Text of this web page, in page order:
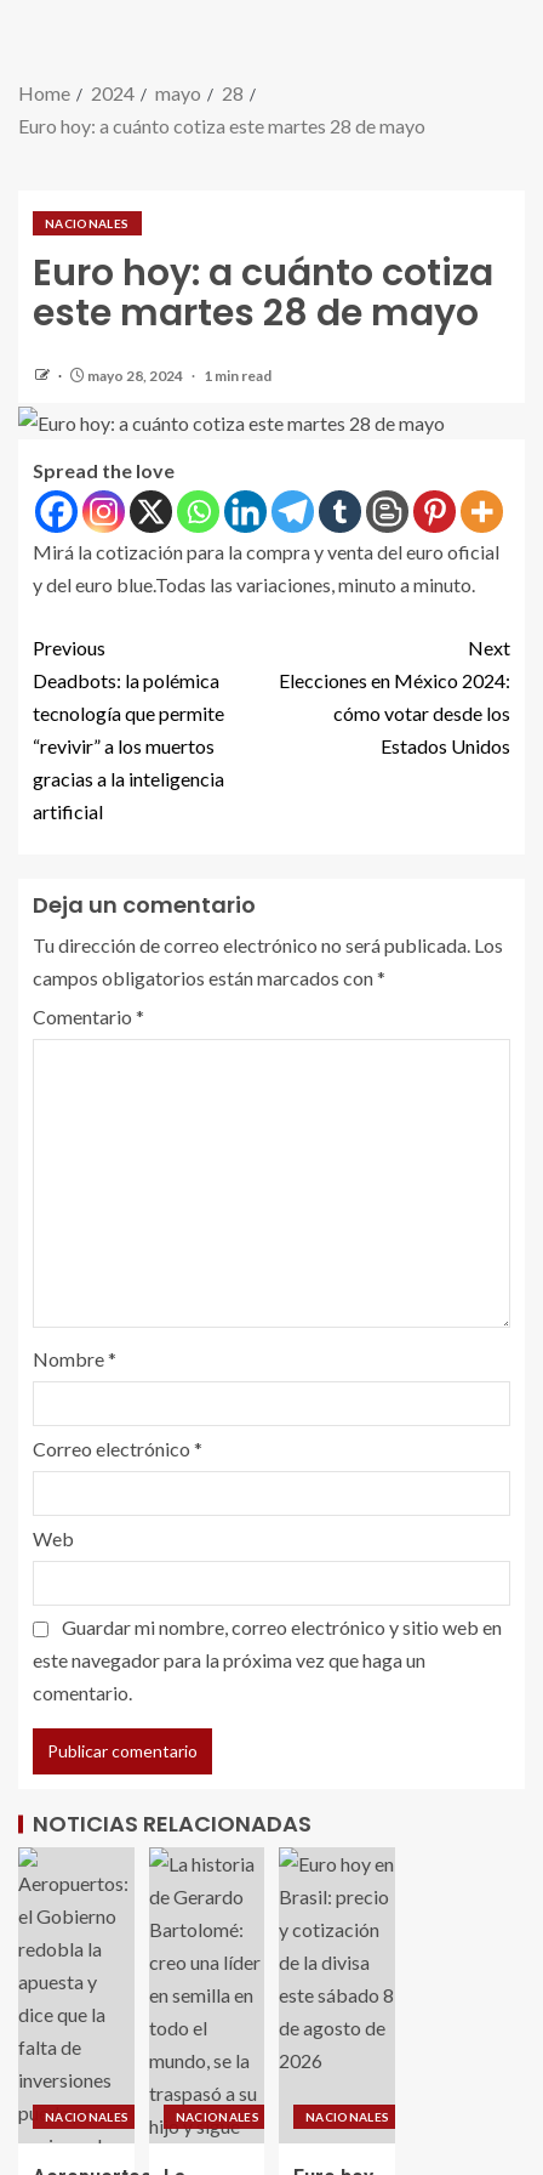
Home 2024 mayo
28
Euro hoy: a cuánto cotiza este martes 28 de mayo
NACIONALES
Euro hoy: a cuánto cotiza
este martes 28 de mayo
mayo 28, 2024 1 min read
Spread the love
Mirá la cotización para la compra y venta del euro oficial
y del euro blue.Todas las variaciones, minuto a minuto.
Previous
Deadbots: la polémica
tecnología que permite
“revivir” a los muertos
gracias a la inteligencia
artificial
Next
Elecciones en México 2024:
cómo votar desde los
Estados Unidos
Deja un comentario
Tu dirección de correo electrónico no será publicada. Los
campos obligatorios están marcados con*
Comentario *
Nombre*
Correo electrónico *
Web
Guardar mi nombre, correo electrónico y sitio web en
este navegador para la próxima vez que haga un
comentario.
NOTICIAS RELACIONADAS
NACIONALES NACIONALES NACIONALES